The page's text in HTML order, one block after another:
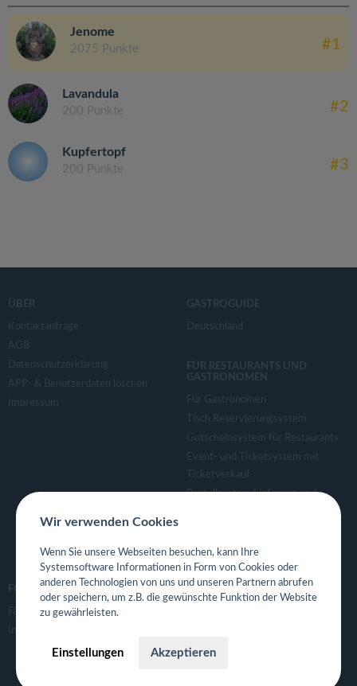
Jenome
2075 Punkte #1
Lavandula
200 Punkte #2
Kupfertopf
200 Punkte #3
ÜBER
Kontaktanfrage
AGB
Datenschutzerklärung
APP- & Benutzerdaten löschen
Impressum
GASTROGUIDE
Deutschland
FÜR RESTAURANTS UND
GASTRONOMEN
Für Gastronomen
Tisch Reservierungsystem
Gutscheinsystem für Restaurants
Event- und Ticketsystem mit
Ticketverkauf
Bestellsystem Lieferung und
Eigene App für Restaurant
FOLGE UNS
Facebook
Instagram
Wir verwenden Cookies
Wenn Sie unsere Webseiten besuchen, kann Ihre
Systemsoftware Informationen in Form von Cookies oder
anderen Technologien von uns und unseren Partnern abrufen
oder speichern, um z.B. die gewünschte Funktion der Website
zu gewährleisten.
Einstellungen Akzeptieren